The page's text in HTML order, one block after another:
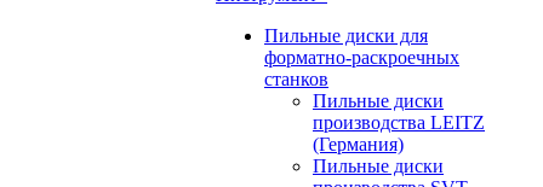
Пильные диски для
форматно-раскроечных
станков
Пильные диски
производства LEITZ
(Германия)
Пильные диски